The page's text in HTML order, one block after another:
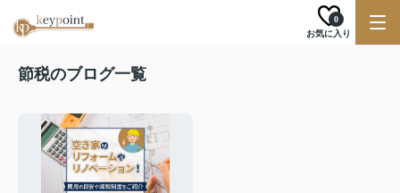
お気に入り
0
節税のブログ一覧